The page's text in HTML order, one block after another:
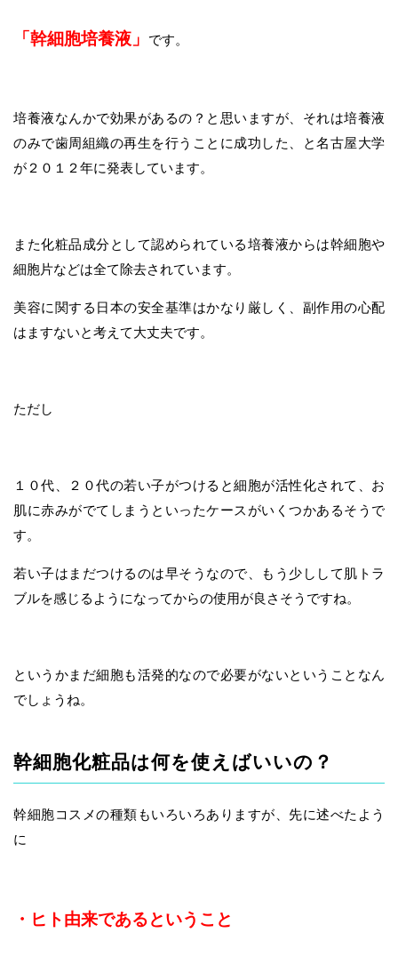
「幹細胞培養液」 です。
培養液なんかで効果があるの？と思いますが、それは培養液
のみで歯周組織の再生を行うことに成功した、と名古屋大学
が２０１２年に発表しています。
また化粧品成分として認められている培養液からは幹細胞や
細胞片などは全て除去されています。
美容に関する日本の安全基準はかなり厳しく、副作用の心配
はますないと考えて大丈夫です。
ただし
１０代、２０代の若い子がつけると細胞が活性化されて、お
肌に赤みがでてしまうといったケースがいくつかあるそうで
す。
若い子はまだつけるのは早そうなので、もう少しして肌トラ
ブルを感じるようになってからの使用が良さそうですね。
というかまだ細胞も活発的なので必要がないということなん
でしょうね。
幹細胞化粧品は何を使えばいいの？
幹細胞コスメの種類もいろいろありますが、先に述べたよう
に
・ヒト由来であるということ